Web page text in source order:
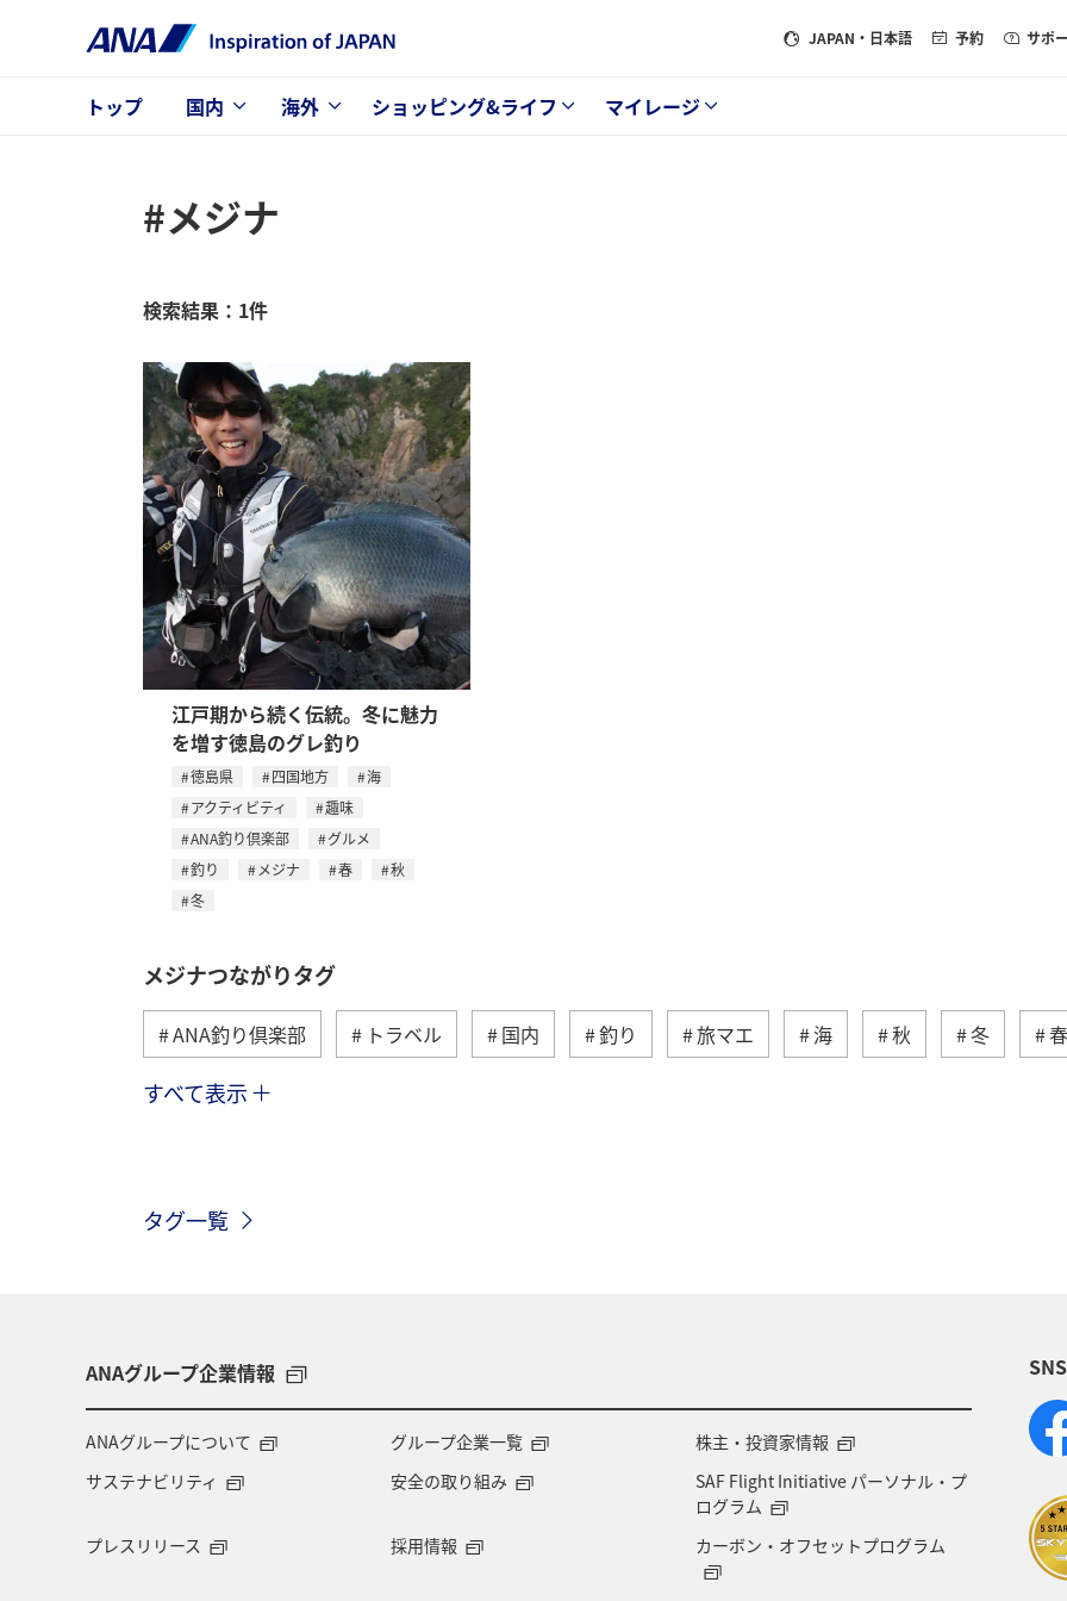
JAPAN ・日本語 予約 サポ
トップ 国内 海外 ショッピング&ライフ マイレージ
#メジナ
検索結果：1件
江戸期から続く伝統。冬に魅力
を増す徳島のグレ釣り
徳島県 四国地方
海
アクティビティ
趣味
ANA釣り倶楽部
グルメ
釣り
メジナ 春
秋
冬
メジナつながりタグ
ANA釣り倶楽部 トラベル 国内 釣り 旅マエ 海 秋 冬 春
マダイ
スズキ
すべて表示
タグ一覧
ANAグループ企業情報
ANAグループについて グループ企業一覧
株主・投資家情報
サステナビリティ
安全の取り組み
SAF Flight Initiative パーソナル・プ
ログラム
プレスリリース
採用情報 カーボン・オフセットプログラム